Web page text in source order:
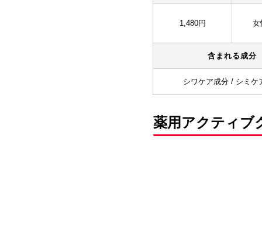
1,480円 女
含まれる成分
シワケア成分 / シミケ
薬用アクティブ